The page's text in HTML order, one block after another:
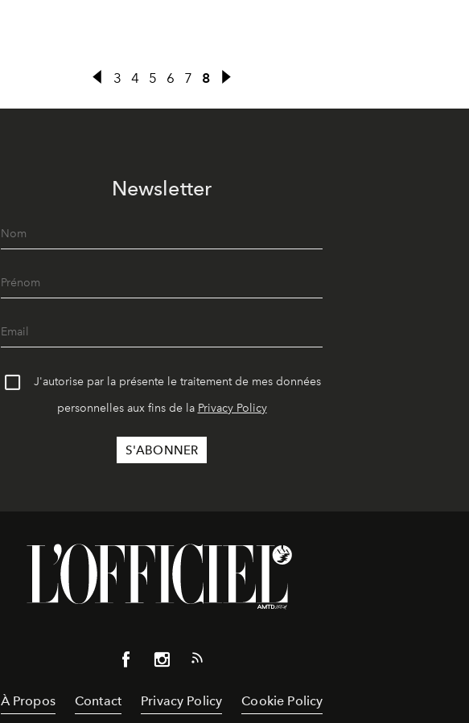
3 4 5 6 7 8
Newsletter
J'autorise par la présente le traitement de mes données
personnelles aux fins de la Privacy Policy
À Propos Contact Privacy Policy Cookie Policy